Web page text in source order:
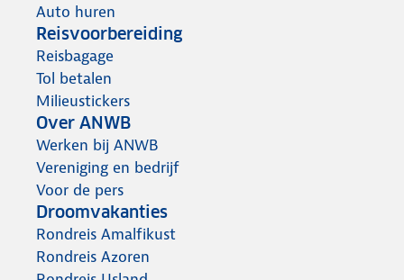
Auto huren
Reisvoorbereiding
Reisbagage
Tol betalen
Milieustickers
Over ANWB
Werken bij ANWB
Vereniging en bedrijf
Voor de pers
Droomvakanties
Rondreis Amalfikust
Rondreis Azoren